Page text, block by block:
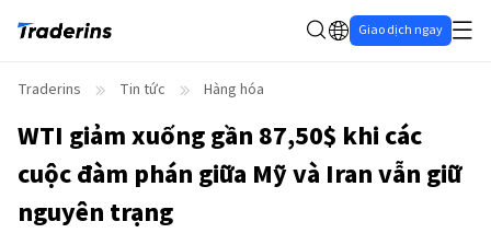
Giao dịch ngay
Traderins Tin tức Hàng hóa
WTI giảm xuống gần 87,50$ khi các
cuộc đàm phán giữa Mỹ và Iran vẫn giữ
nguyên trạng